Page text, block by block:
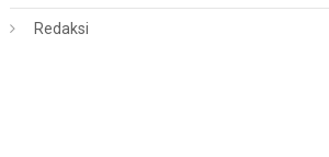
Redaksi